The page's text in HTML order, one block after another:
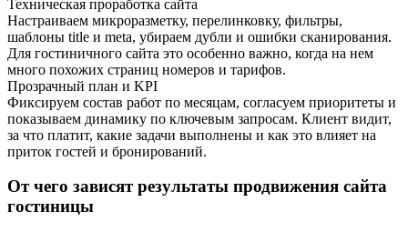
Техническая проработка сайта
Настраиваем микроразметку, перелинковку, фильтры,
шаблоны title и meta, убираем дубли и ошибки сканирования.
Для гостиничного сайта это особенно важно, когда на нем
много похожих страниц номеров и тарифов.
Прозрачный план и KPI
Фиксируем состав работ по месяцам, согласуем приоритеты и
показываем динамику по ключевым запросам. Клиент видит,
за что платит, какие задачи выполнены и как это влияет на
приток гостей и бронирований.
От чего зависят результаты продвижения сайта
гостиницы